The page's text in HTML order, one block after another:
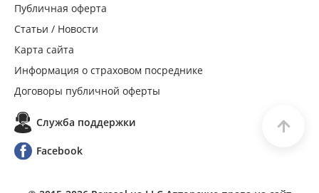
Публичная оферта
Статьи / Новости
Карта сайта
Информация о страховом посреднике
Договоры публичной оферты
Служба поддержки
Facebook